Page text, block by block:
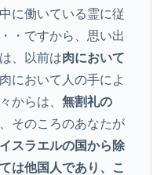
に働いている霊に従
・ですから、思い出
、以前は肉において
において人の手によ
からは、 無割礼の
そのころのあなたが
スラエルの国から除
は他国人であり、こ